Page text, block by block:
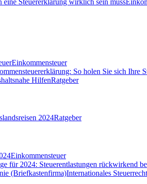
Einkommensteuer
So holen Sie sich Ihre
HilfenRatgeber
2024Ratgeber
Einkommensteuer
für 2024: Steuerentlastungen rückwirkend
(Briefkastenfirma)Internationales Steuerrecht